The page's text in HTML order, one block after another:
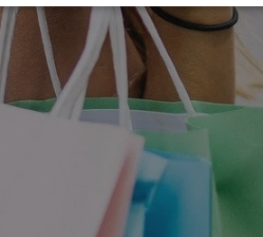
Wydajność Targetowanie
Targetowanie
umożliwiają korzystanie z podstawowych funkcji
Bez niezbędnych plików cookie nie można prawidłowo
Provider